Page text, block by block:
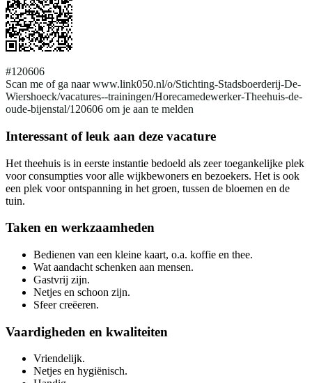
#120606
Scan me of ga naar www.link050.nl/o/Stichting-Stadsboerderij-De-
Wiershoeck/vacatures--trainingen/Horecamedewerker-Theehuis-de-
oude-bijenstal/120606 om je aan te melden
Interessant of leuk aan deze vacature
Het theehuis is in eerste instantie bedoeld als zeer toegankelijke plek
voor consumpties voor alle wijkbewoners en bezoekers. Het is ook
een plek voor ontspanning in het groen, tussen de bloemen en de
tuin.
Taken en werkzaamheden
Bedienen van een kleine kaart, o.a. koffie en thee.
Wat aandacht schenken aan mensen.
Gastvrij zijn.
Netjes en schoon zijn.
Sfeer creëeren.
Vaardigheden en kwaliteiten
Vriendelijk.
Netjes en hygiënisch.